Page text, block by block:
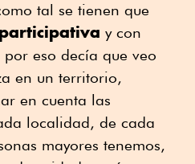
tal se tienen que
y con
eso decía que veo
en un territorio,
en cuenta las
localidad, de cada
mayores tenemos,